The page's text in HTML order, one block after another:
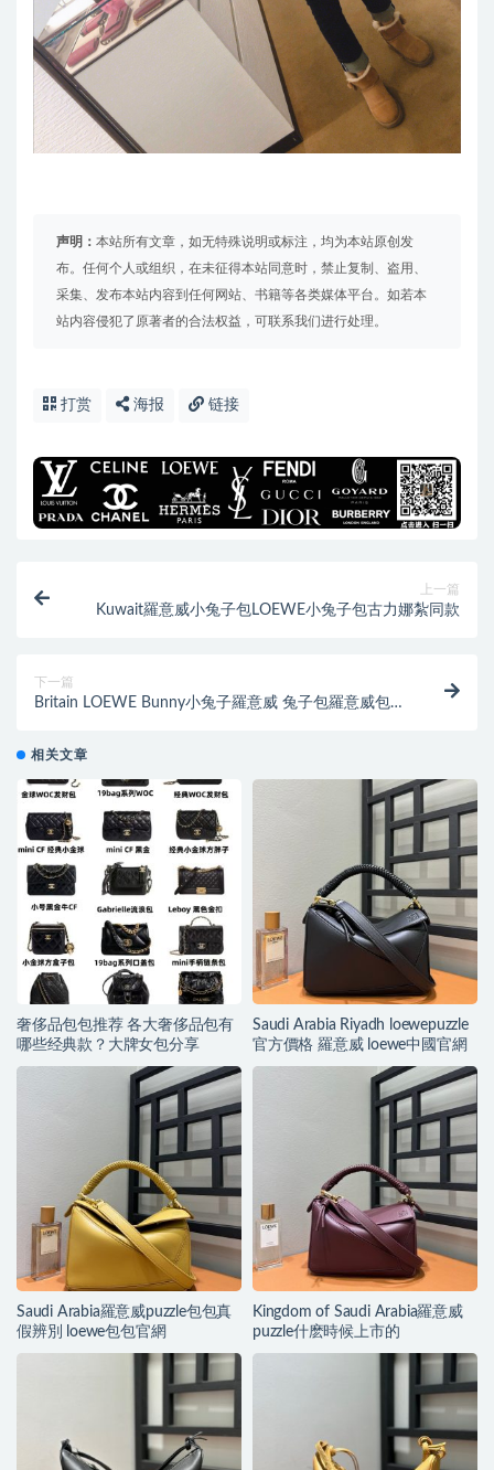
声明： 本站所有文章，如无特殊说明或标注，均为本站原创发
布。任何个人或组织，在未征得本站同意时，禁止复制、盗用、
采集、发布本站内容到任何网站、书籍等各类媒体平台。如若本
站内容侵犯了原著者的合法权益，可联系我们进行处理。
打赏 海报 链接
上一篇
Kuwait羅意威小兔子包LOEWE小兔子包古力娜紮同款
下一篇
Britain LOEWE Bunny小兔子羅意威 兔子包羅意威包包
相关文章
奢侈品包包推荐 各大奢侈品包有
哪些经典款？大牌女包分享
Saudi Arabia Riyadh loewepuzzle
官方價格 羅意威 loewe中國官網
Saudi Arabia羅意威puzzle包包真
假辨別 loewe包包官網
Kingdom of Saudi Arabia羅意威
puzzle什麽時候上市的